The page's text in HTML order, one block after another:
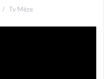
Tv Mèze